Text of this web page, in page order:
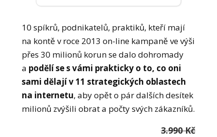
10 spíkrů, podnikatelů, praktiků, kteří mají
na kontě v roce 2013 on-line kampaně ve výši
přes 30 milionů korun se dalo dohromady
a podělí se s vámi prakticky o to, co oni
sami dělají v 11 strategických oblastech
na internetu, aby opět o pár dalších desítek
milionů zvýšili obrat a počty svých zákazníků.
3.990 Kč